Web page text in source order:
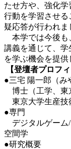
たせ方や、強化
行動を学習させ
疑応答が行われま
本学では今後も
講義を通じて、学
を学ぶ機会を提供
【登壇者プロフィ
●三宅 陽一郎（み
博士（工学、東
東京大学生産技
●専門
デジタルゲーム/
空間学
●研究概要